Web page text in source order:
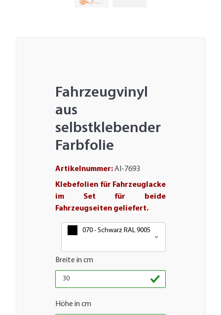
Fahrzeugvinyl
aus
selbstklebender
Farbfolie
Artikelnummer:AI-7693
Klebefolien für Fahrzeuglacke
im Set für beide
Fahrzeugseiten geliefert.
070 - Schwarz RAL 9005
Breite in cm
Höhe in cm